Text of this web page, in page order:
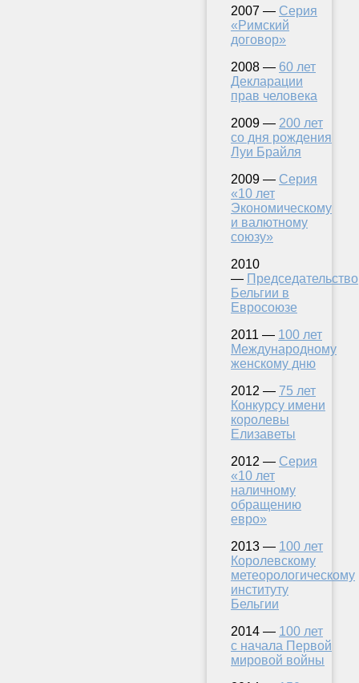
2007 — Серия
«Римский
договор»
2008 — 60 лет
Декларации
прав человека
2009 — 200 лет
со дня рождения
Луи Брайля
2009 — Серия
«10 лет
Экономическому
и валютному
союзу»
2010
— Председательство
Бельгии в
Евросоюзе
2011 — 100 лет
Международному
женскому дню
2012 — 75 лет
Конкурсу имени
королевы
Елизаветы
2012 — Серия
«10 лет
наличному
обращению
евро»
2013 — 100 лет
Королевскому
метеорологическому
институту
Бельгии
2014 — 100 лет
с начала Первой
мировой войны